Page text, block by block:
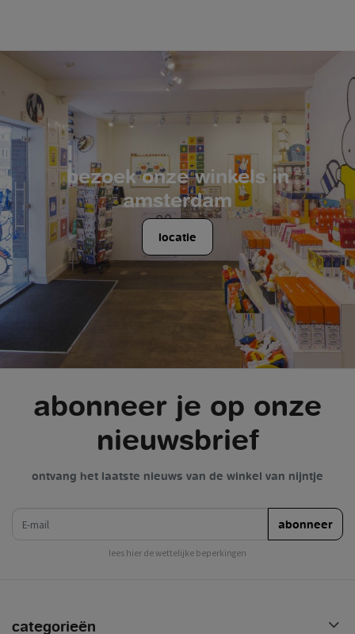
bezoek onze winkels in
amsterdam
locatie
abonneer je op onze
nieuwsbrief
ontvang het laatste nieuws van de winkel van nijntje
abonneer
lees hier de wettelijke beperkingen
categorieën